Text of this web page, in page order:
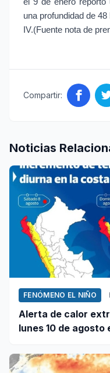
una profundidad de
IV.(Fuente nota de
Compartir:
Noticias
FENÓMENO EL NIÑO
Alerta de calor
lunes 10 de agosto